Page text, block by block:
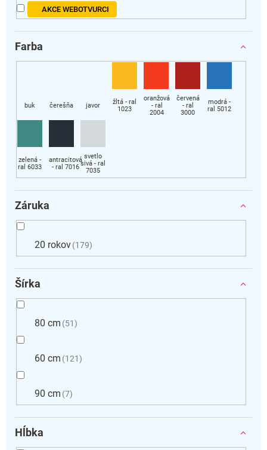
AKCE WEBOTVURCI
Farba
Záruka
20 rokov 179
Šírka
80 cm 51
60 cm 121
90 cm 7
Hĺbka